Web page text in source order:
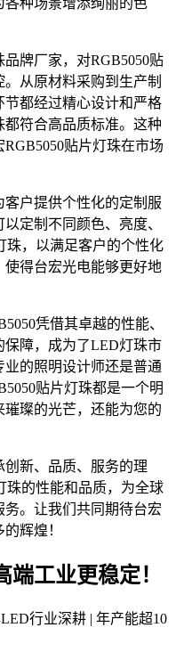
牌厂家，对RGB5050贴
从原材料采购到生产制
都经过精心设计和严格
符合高品质标准。这种
贴片灯珠在市场
户提供个性化的定制服
定制不同颜色、亮度、
珠，以满足客户的个性化
得台宏光电能够更好地
凭借其卓越的性能、
保障，成为了LED灯珠市
的照明设计师还是普通
贴片灯珠都是一个明
璨的光芒，还能为您的
新、品质、服务的理
珠的性能和品质，为全球
。让我们共同期待台宏
辉煌！
工业更稳定！
行业深耕 | 年产能超10